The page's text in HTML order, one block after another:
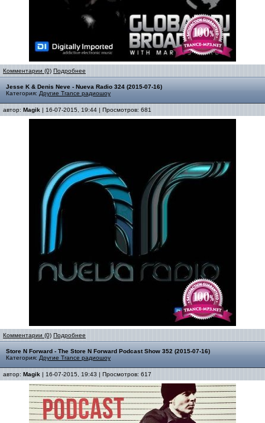
Комментарии (0) Подробнее
Jesse K & Denis Neve - Nueva Radio 324 (2015-07-16)
Категория: Другие Trance радиошоу
автор: Magik | 16-07-2015, 19:44 | Просмотров: 681
Комментарии (0) Подробнее
Store N Forward - The Store N Forward Podcast Show 352 (2015-07-16)
Категория: Другие Trance радиошоу
автор: Magik | 16-07-2015, 19:43 | Просмотров: 617